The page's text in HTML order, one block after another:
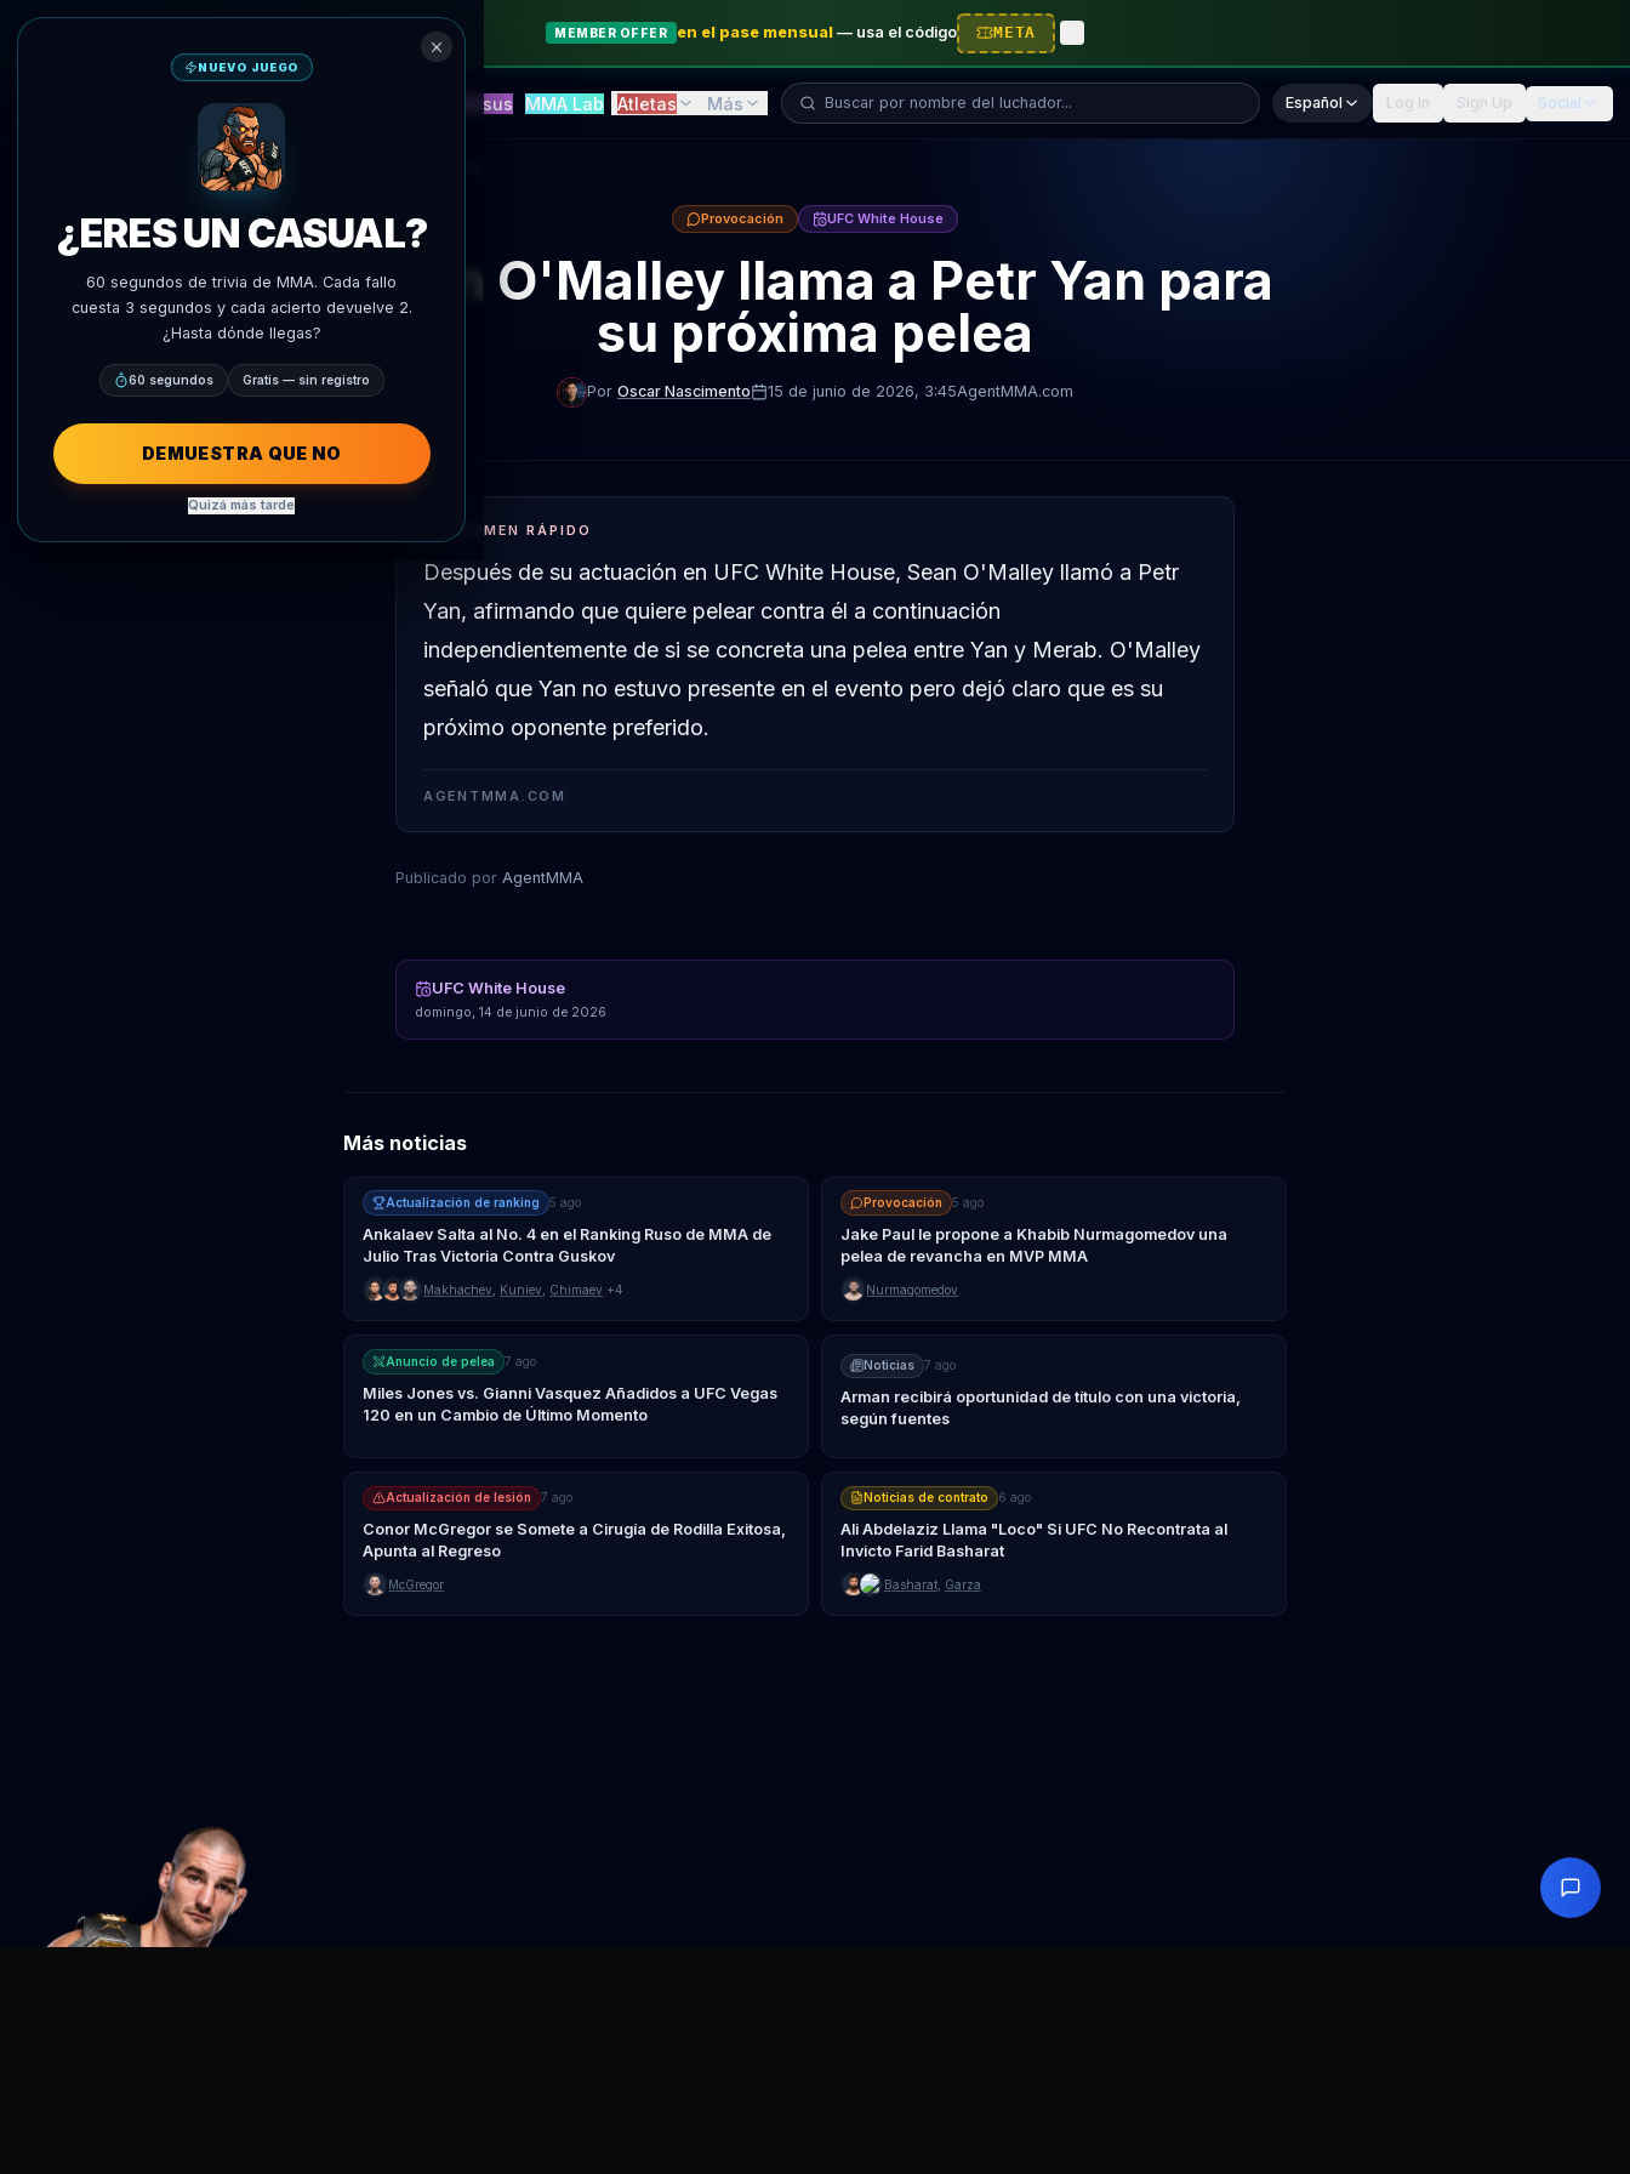
MEMBER OFFER en el pase mensual— usa el código META
Predicciones IA Blitz Versus MMA Lab Atletas Más Buscar luchador... Español Log In Sign Up Social
Provocación UFC White House
Sean O'Malley llama a Petr Yan para
su próxima pelea
Por Oscar Nascimento 15 de junio de 2026, 3:45AgentMMA.com
RESUMEN RÁPIDO
Después de su actuación en UFC White House, Sean O'Malley llamó a Petr
Yan, afirmando que quiere pelear contra él a continuación
independientemente de si se concreta una pelea entre Yan y Merab. O'Malley
señaló que Yan no estuvo presente en el evento pero dejó claro que es su
próximo oponente preferido.
AGENTMMA.COM
Publicado por AgentMMA
UFC White House
domingo, 14 de junio de 2026
Más noticias
Actualización de ranking 5 ago
Ankalaev Salta al No. 4 en el Ranking Ruso de MMA de
Julio Tras Victoria Contra Guskov
Makhachev Kuniev Chimaev +4
Provocación 5 ago
Jake Paul le propone a Khabib Nurmagomedov una
pelea de revancha en MVP MMA
Nurmagomedov
Anuncio de pelea 7 ago
Miles Jones vs. Gianni Vasquez Añadidos a UFC Vegas
120 en un Cambio de Último Momento
Noticias 7 ago
Arman recibirá oportunidad de título con una victoria,
según fuentes
Actualización de lesión 7 ago
Conor McGregor se Somete a Cirugía de Rodilla Exitosa,
Apunta al Regreso
McGregor
Noticias de contrato 6 ago
Ali Abdelaziz Llama "Loco" Si UFC No Recontrata al
Invicto Farid Basharat
Basharat, Garza
NUEVO JUEGO
¿ERES UN CASUAL?
60 segundos de trivia de MMA. Cada fallo
cuesta 3 segundos y cada acierto devuelve 2.
¿Hasta dónde llegas?
60 segundos Gratis — sin registro
DEMUESTRA QUE NO
Quizá más tarde